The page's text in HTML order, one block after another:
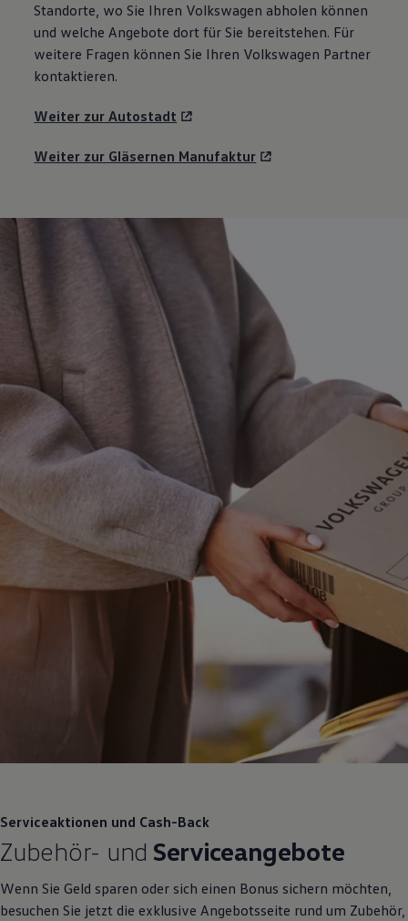
Standorte, wo Sie Ihren Volkswagen abholen können
und welche Angebote dort für Sie bereitstehen. Für
weitere Fragen können Sie Ihren Volkswagen Partner
kontaktieren.
Weiter zur Autostadt
Weiter zur Gläsernen Manufaktur
Serviceaktionen und Cash-Back
Zubehör- und Serviceangebote
Wenn Sie Geld sparen oder sich einen Bonus sichern möchten,
besuchen Sie jetzt die exklusive Angebotsseite rund um Zubehör,